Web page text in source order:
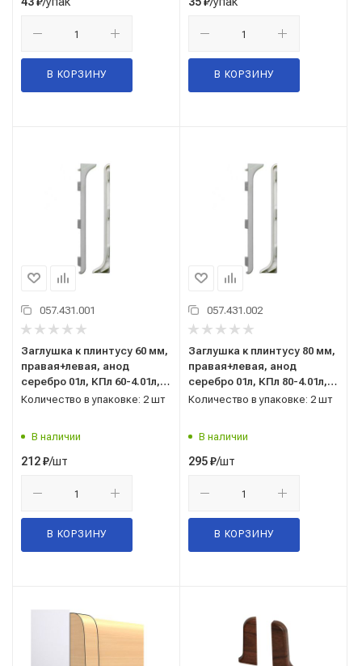
В КОРЗИНУ В КОРЗИНУ
057.431.001
Заглушка к плинтусу 60 мм,
правая+левая, анод
серебро 01л, КПл 60-4.01л,
ПВХ, Лука
Количество в упаковке: 2 шт
В наличии
212₽/шт
В КОРЗИНУ
057.431.002
Заглушка к плинтусу 80 мм,
правая+левая, анод
серебро 01л, КПл 80-4.01л,
ПВХ, Лука
Количество в упаковке: 2 шт
В наличии
295₽/шт
В КОРЗИНУ